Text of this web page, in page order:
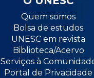
Quem somos
Bolsa de estudos
UNESC em revista
Biblioteca/Acervo
Serviços à
Portal de Privacidade